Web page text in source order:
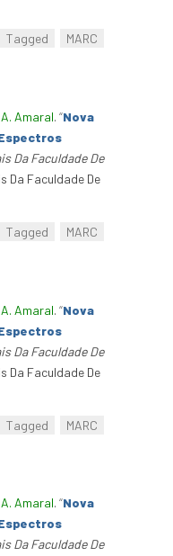
Tagged
MARC
A. Amaral. “Nova
Da Faculdade De
Da Faculdade De
Tagged
MARC
A. Amaral. “Nova
Da Faculdade De
Da Faculdade De
Tagged
MARC
A. Amaral. “Nova
Da Faculdade De